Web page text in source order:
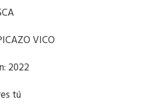
VICO
2022
tú